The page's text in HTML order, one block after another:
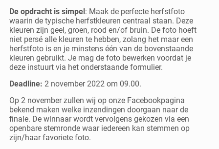
De opdracht is simpel: Maak de perfecte herfstfoto
waarin de typische herfstkleuren centraal staan. Deze
kleuren zijn geel, groen, rood en/of bruin. De foto hoeft
niet persé alle kleuren te hebben, zolang het maar een
herfstfoto is en je minstens één van de bovenstaande
kleuren gebruikt. Je mag de foto bewerken voordat je
deze instuurt via het onderstaande formulier.
Deadline: 2 november 2022 om 09.00.
Op 2 november zullen wij op onze Facebookpagina
bekend maken welke inzendingen doorgaan naar de
finale. De winnaar wordt vervolgens gekozen via een
openbare stemronde waar iedereen kan stemmen op
zijn/haar favoriete foto.